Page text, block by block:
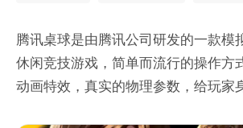
腾讯桌球是由腾讯公司研发的一款模
休闲竞技游戏，简单而流行的操作方
动画特效，真实的物理参数，给玩家